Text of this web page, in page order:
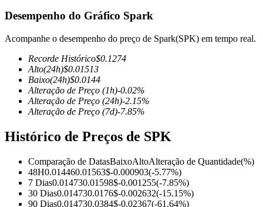
Futuros COIN-M
Futuros de criptomoeda
TradFi
Derivativos de ações, câmbio, metais preciosos e commodities
Desempenho do Gráfico Spark
Acompanhe o desempenho do preço de Spark(SPK) em tempo real.
Recorde Histórico$0.1274
Alto(24h)$0.01513
Baixo(24h)$0.0144
Alteração de Preço (1h)-0.02%
Alteração de Preço (24h)-2.15%
Alteração de Preço (7d)-7.85%
Histórico de Preços de SPK
Comparação de DatasBaixoAltoAlteração de Quantidade(%)
48H0.014460.01563$-0.000903(-5.77%)
7 Dias0.014730.01598$-0.001255(-7.85%)
30 Dias0.014730.0176$-0.002632(-15.15%)
90 Dias0.014730.0384$-0.02367(-61.64%)